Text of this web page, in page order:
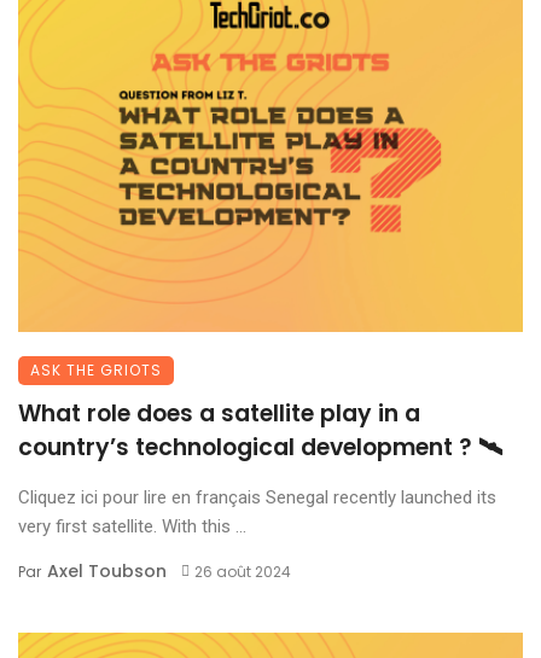
ASK THE GRIOTS
What role does a satellite play in a
country’s technological development ? 🛰️
Cliquez ici pour lire en français Senegal recently launched its
very first satellite. With this ...
Par Axel Toubson 26 août 2024